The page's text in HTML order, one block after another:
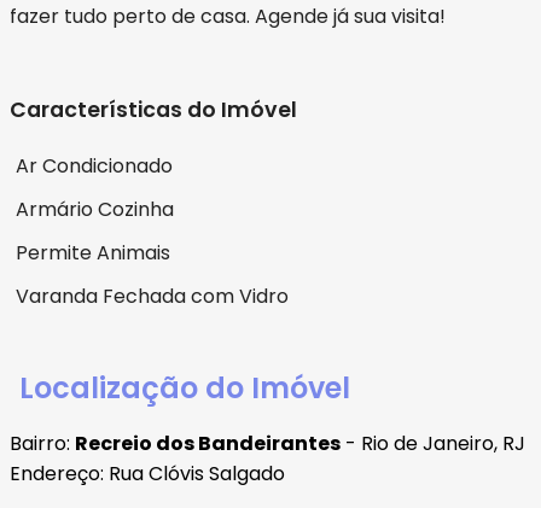
fazer tudo perto de casa. Agende já sua visita!
Características do Imóvel
Ar Condicionado
Armário Cozinha
Permite Animais
Varanda Fechada com Vidro
Localização do Imóvel
Bairro: Recreio dos Bandeirantes - Rio de Janeiro, RJ
Endereço: Rua Clóvis Salgado